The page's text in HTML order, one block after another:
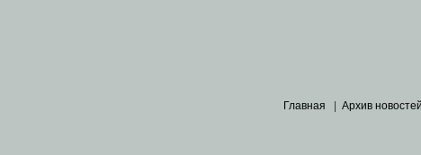
Главная Архив новостей